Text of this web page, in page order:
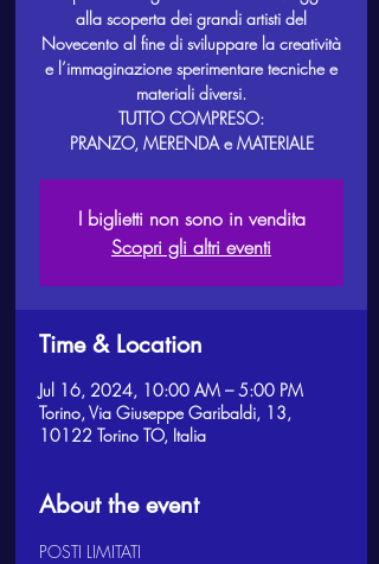
alla scoperta dei grandi artisti del
Novecento al fine di sviluppare la creatività
e l’immaginazione sperimentare tecniche e
materiali diversi.
TUTTO COMPRESO:
PRANZO, MERENDA e MATERIALE
I biglietti non sono in vendita
Scopri gli altri eventi
Time & Location
Jul 16, 2024, 10:00 AM – 5:00 PM
Torino, Via Giuseppe Garibaldi, 13,
10122 Torino TO, Italia
About the event
POSTI LIMITATI